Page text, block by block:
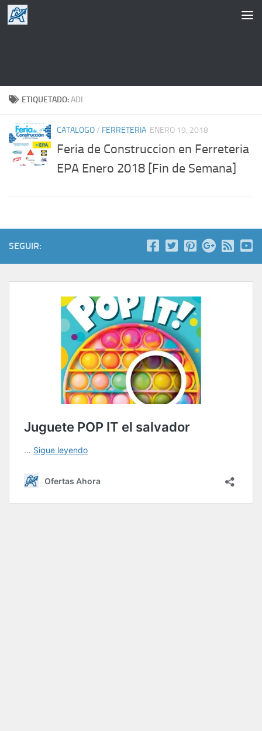
Saltar al contenido
ETIQUETADO:ADI
CATALOGO/ FERRETERIA ENERO 19, 2018
Feria de Construccion en Ferreteria
EPA Enero 2018 [Fin de Semana]
SEGUIR: